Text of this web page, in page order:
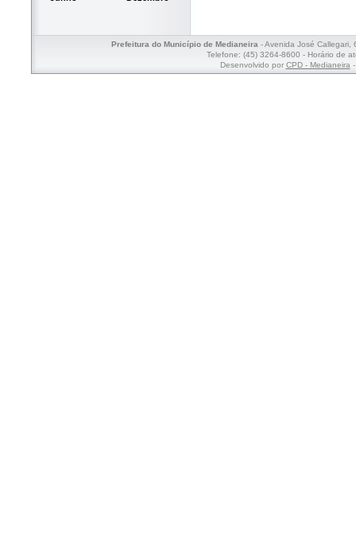
Prefeitura do Município de Medianeira- Avenida José Callegari,
Telefone: (45) 3264-8600 - Horário de
Desenvolvido por CPD - Medianeira-